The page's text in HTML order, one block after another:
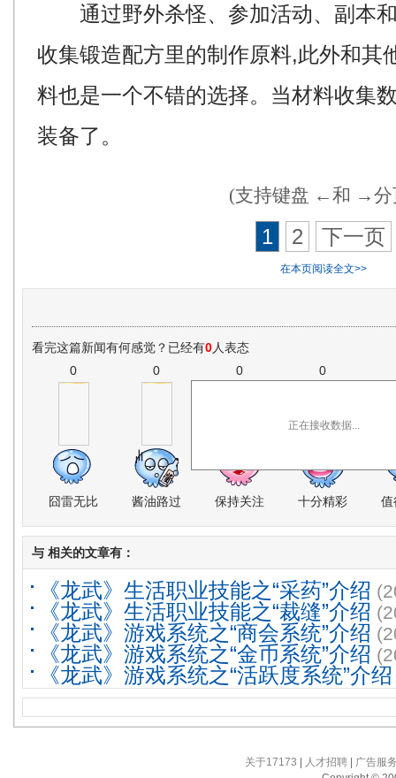
通过野外杀怪、参加活动、副本和
收集锻造配方里的制作原料,此外和其
料也是一个不错的选择。当材料收集
装备了。
(支持键盘 ←和 →分
1 2 下一页
在本页阅读全文>>
看完这篇新闻有何感觉？已经有0人表态
0
囧雷无比
0
酱油路过
0
保持关注
0
十分精彩 值
正在接收数据...
与 相关的文章有：
《龙武》生活职业技能之“采药”介绍
《龙武》生活职业技能之“裁缝”介绍
《龙武》游戏系统之“商会系统”介绍
《龙武》游戏系统之“金币系统”介绍
《龙武》游戏系统之“活跃度系统”介绍
关于17173 人才招聘
广告服